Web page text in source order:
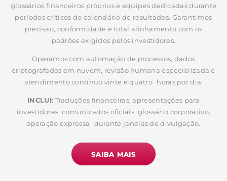
glossários financeiros próprios e equipes dedicadas durante
períodos críticos do calendário de resultados. Garantimos
precisão, conformidade e total alinhamento com os
padrões exigidos pelos investidores.
Operamos com automação de processos, dados
criptografados em nuvem, revisão humana especializada e
atendimento contínuo vinte e quatro horas por dia.
INCLUI: Traduções financeiras, apresentações para
investidores, comunicados oficiais, glossário corporativo,
operação expressa durante janelas de divulgação.
SAIBA MAIS